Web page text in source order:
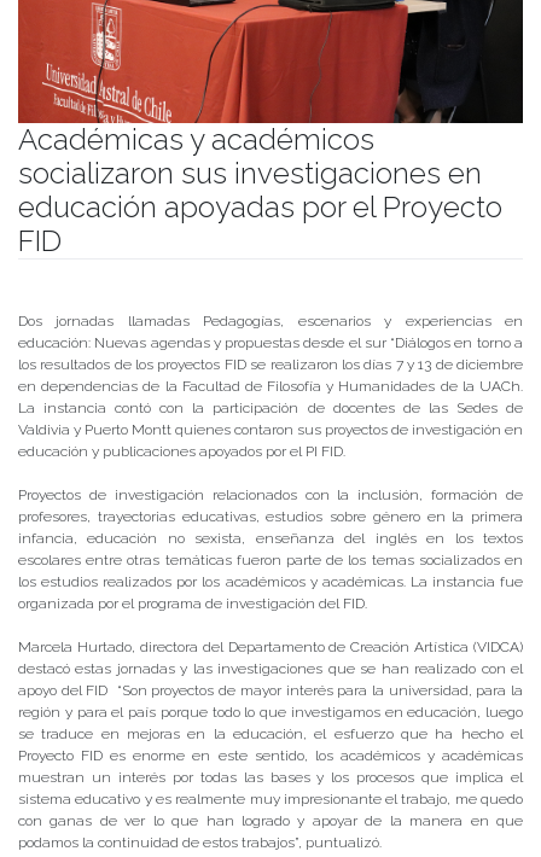
Académicas y académicos
socializaron sus investigaciones en
educación apoyadas por el Proyecto
FID
Dos jornadas llamadas Pedagogías, escenarios y experiencias en
educación: Nuevas agendas y propuestas desde el sur “Diálogos en torno a
los resultados de los proyectos FID se realizaron los días 7 y 13 de diciembre
en dependencias de la Facultad de Filosofía y Humanidades de la UACh.
La instancia contó con la participación de docentes de las Sedes de
Valdivia y Puerto Montt quienes contaron sus proyectos de investigación en
educación y publicaciones apoyados por el PI FID.
Proyectos de investigación relacionados con la inclusión, formación de
profesores, trayectorias educativas, estudios sobre género en la primera
infancia, educación no sexista, enseñanza del inglés en los textos
escolares entre otras temáticas fueron parte de los temas socializados en
los estudios realizados por los académicos y académicas. La instancia fue
organizada por el programa de investigación del FID.
Marcela Hurtado, directora del Departamento de Creación Artística (VIDCA)
destacó estas jornadas y las investigaciones que se han realizado con el
apoyo del FID “Son proyectos de mayor interés para la universidad, para la
región y para el país porque todo lo que investigamos en educación, luego
se traduce en mejoras en la educación, el esfuerzo que ha hecho el
Proyecto FID es enorme en este sentido, los académicos y académicas
muestran un interés por todas las bases y los procesos que implica el
sistema educativo y es realmente muy impresionante el trabajo, me quedo
con ganas de ver lo que han logrado y apoyar de la manera en que
podamos la continuidad de estos trabajos”, puntualizó.